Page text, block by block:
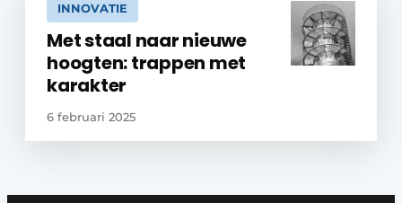
INNOVATIE
Met staal naar nieuwe
hoogten: trappen met
karakter
6 februari 2025